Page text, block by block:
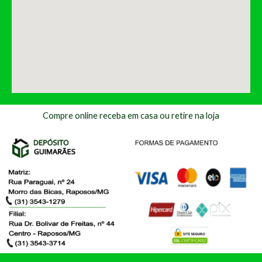
Compre online receba em casa ou retire na loja